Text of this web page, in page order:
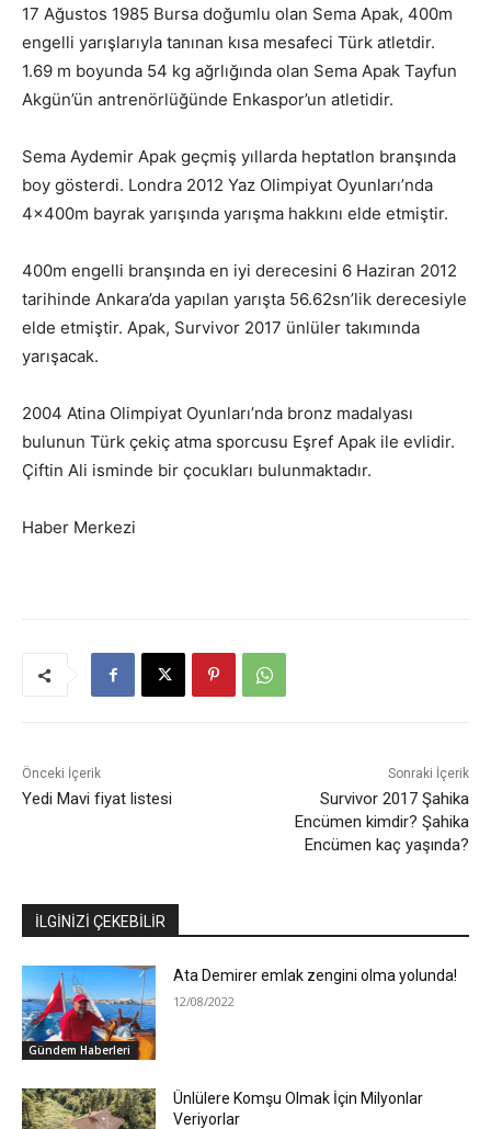
17 Ağustos 1985 Bursa doğumlu olan Sema Apak, 400m
engelli yarışlarıyla tanınan kısa mesafeci Türk atletdir.
1.69 m boyunda 54 kg ağrlığında olan Sema Apak Tayfun
Akgün’ün antrenörlüğünde Enkaspor’un atletidir.
Sema Aydemir Apak geçmiş yıllarda heptatlon branşında
boy gösterdi. Londra 2012 Yaz Olimpiyat Oyunları’nda
4x400m bayrak yarışında yarışma hakkını elde etmiştir.
400m engelli branşında en iyi derecesini 6 Haziran 2012
tarihinde Ankara’da yapılan yarışta 56.62sn’lik derecesiyle
elde etmiştir. Apak, Survivor 2017 ünlüler takımında
yarışacak.
2004 Atina Olimpiyat Oyunları’nda bronz madalyası
bulunun Türk çekiç atma sporcusu Eşref Apak ile evlidir.
Çiftin Ali isminde bir çocukları bulunmaktadır.
Haber Merkezi
Önceki İçerik
Yedi Mavi fiyat listesi
Sonraki İçerik
Survivor 2017 Şahika
Encümen kimdir? Şahika
Encümen kaç yaşında?
İLGİNİZİ ÇEKEBİLİR
Gündem Haberleri
Ata Demirer emlak zengini olma yolunda!
12/08/2022
Ünlülere Komşu Olmak İçin Milyonlar
Veriyorlar